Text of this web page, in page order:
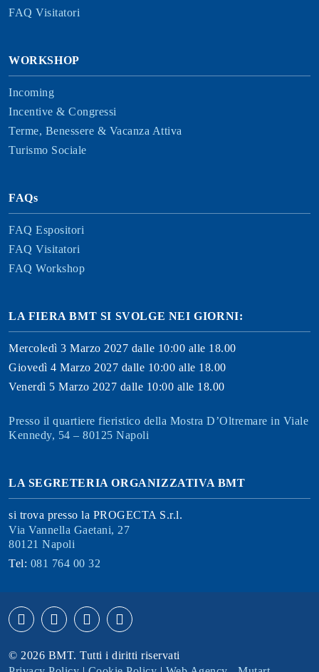
FAQ Visitatori
WORKSHOP
Incoming
Incentive & Congressi
Terme, Benessere & Vacanza Attiva
Turismo Sociale
FAQs
FAQ Espositori
FAQ Visitatori
FAQ Workshop
LA FIERA BMT SI SVOLGE NEI GIORNI:
Mercoledì 3 Marzo 2027 dalle 10:00 alle 18.00
Giovedì 4 Marzo 2027 dalle 10:00 alle 18.00
Venerdì 5 Marzo 2027 dalle 10:00 alle 18.00
Presso il quartiere fieristico della Mostra D’Oltremare in Viale
Kennedy, 54 – 80125 Napoli
LA SEGRETERIA ORGANIZZATIVA BMT
si trova presso la PROGECTA S.r.l.
Via Vannella Gaetani, 27
80121 Napoli
Tel: 081 764 00 32
© 2026 BMT. Tutti i diritti riservati